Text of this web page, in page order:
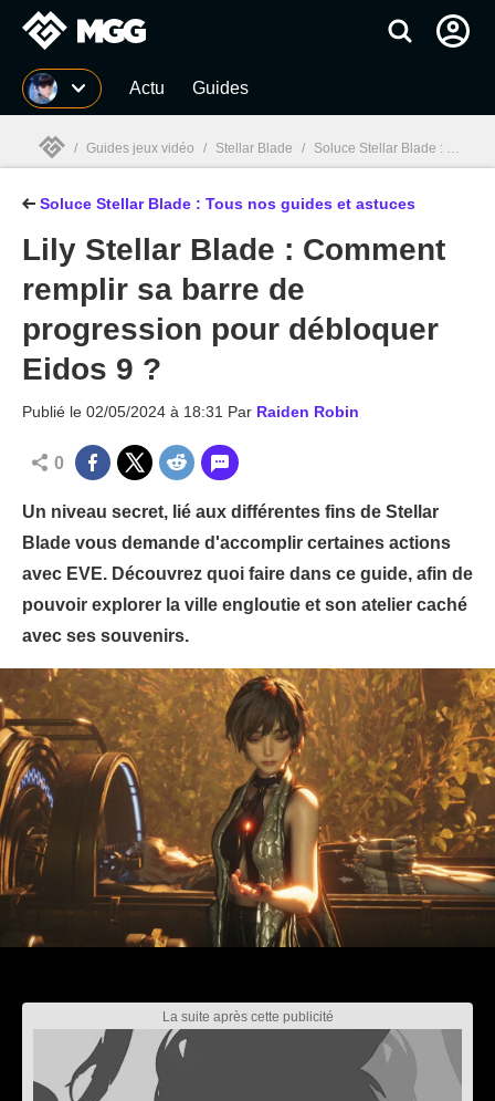
MGG Actu Guides
MGG
/ Guides jeux vidéo / Stellar Blade / Soluce Stellar Blade : Skin, boss, quêtes... Guide complet, toutes nos astuces
Soluce Stellar Blade : Tous nos guides et astuces
Lily Stellar Blade : Comment
remplir sa barre de
progression pour débloquer
Eidos 9 ?
Publié le 02/05/2024 à 18:31 Par Raiden Robin
0
Un niveau secret, lié aux différentes fins de Stellar
Blade vous demande d'accomplir certaines actions
avec EVE. Découvrez quoi faire dans ce guide, afin de
pouvoir explorer la ville engloutie et son atelier caché
avec ses souvenirs.